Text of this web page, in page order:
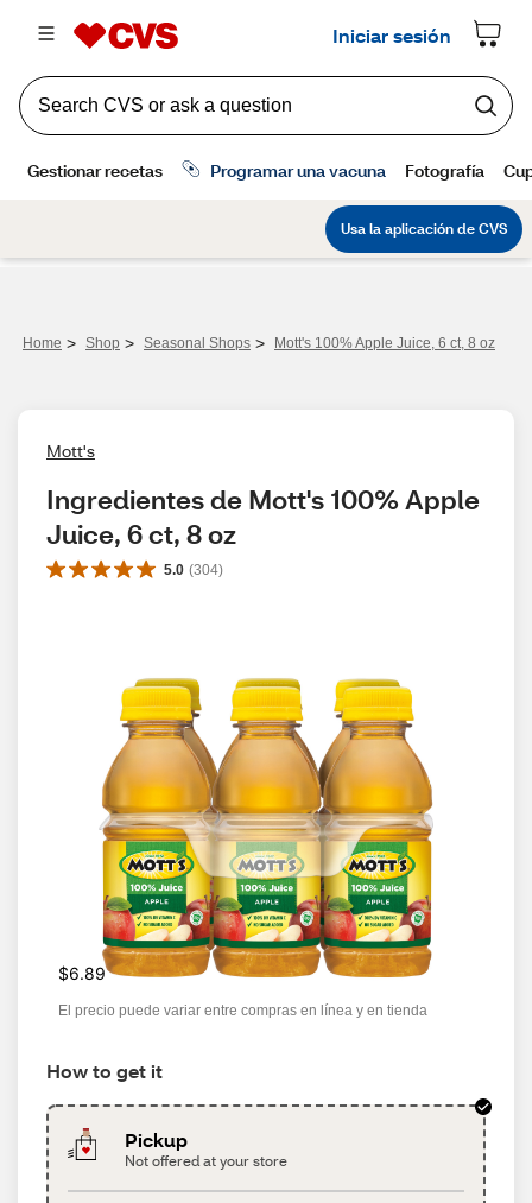
Home > Shop > Seasonal Shops > Mott's 100% Apple Juice, 6 ct, 8 oz
Mott's
Ingredientes de Mott's 100% Apple
Juice, 6 ct, 8 oz
5.0 (304)
$6.89
El precio puede variar entre compras en línea y en tienda
How to get it
Pickup
Not offered at your store